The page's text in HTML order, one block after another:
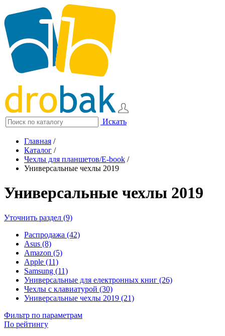
Искать
Главная /
Каталог /
Чехлы для планшетов/E-book /
Универсальные чехлы 2019
Универсальные чехлы 2019
Уточнить раздел (9)
Распродажа (42)
Asus (8)
Amazon (5)
Apple (11)
Samsung (11)
Универсальные для електронных книг (26)
Чехлы с клавиатурой (30)
Универсальные чехлы 2019 (21)
Фильтр по параметрам
По рейтингу